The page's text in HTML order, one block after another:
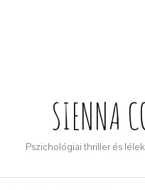
SIENNA
Pszichológiai thriller és